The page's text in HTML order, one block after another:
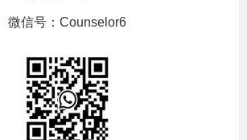
微信号：Counselor6